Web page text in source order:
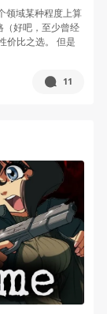
领域某种程度上算
（好吧，至少曾经
价比之选。 但是
11